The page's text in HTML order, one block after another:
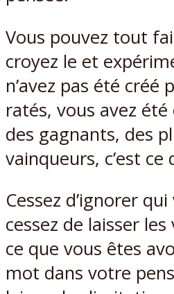
Vous pouvez tout
croyez le et
n’avez pas été créé
ratés, vous avez
des gagnants, des
vainqueurs, c’est ce
Cessez d’ignorer
cessez de laisser
ce que vous êtes
mot dans votre